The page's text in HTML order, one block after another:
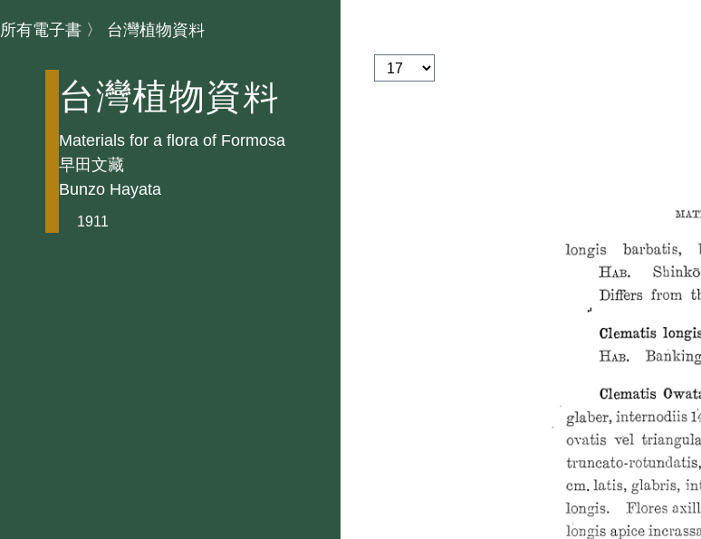
所有電子書 〉 台灣植物資料
台灣植物資料
Materials for a flora of Formosa
早田文藏
Bunzo Hayata
1911